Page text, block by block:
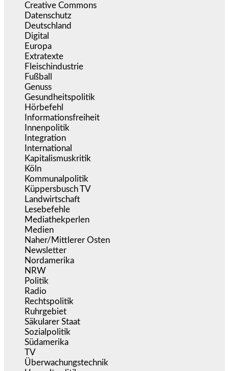
Creative Commons
Datenschutz
Deutschland
Digital
Europa
Extratexte
Fleischindustrie
Fußball
Genuss
Gesundheitspolitik
Hörbefehl
Informationsfreiheit
Innenpolitik
Integration
International
Kapitalismuskritik
Köln
Kommunalpolitik
Küppersbusch TV
Landwirtschaft
Lesebefehle
Mediathekperlen
Medien
Naher/Mittlerer Osten
Newsletter
Nordamerika
NRW
Politik
Radio
Rechtspolitik
Ruhrgebiet
Säkularer Staat
Sozialpolitik
Südamerika
TV
Überwachungstechnik